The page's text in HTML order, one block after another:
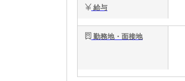
給与
勤務地・面接地